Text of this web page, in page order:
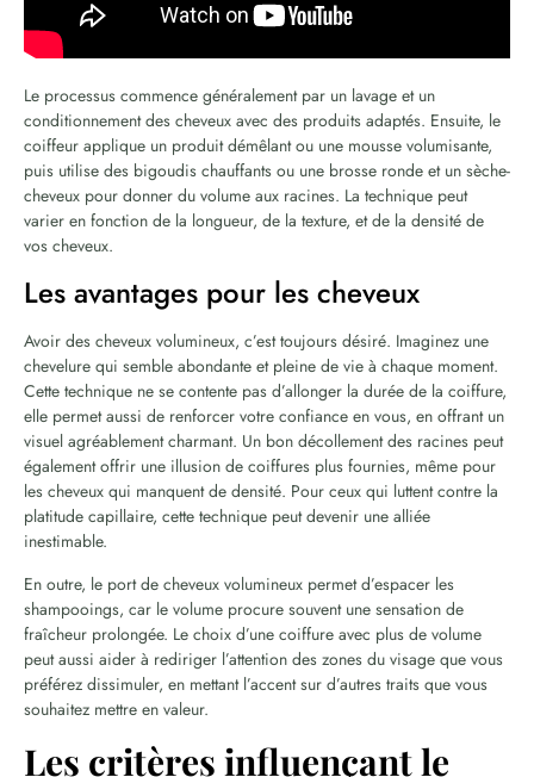
Le processus commence généralement par un lavage et un
conditionnement des cheveux avec des produits adaptés. Ensuite, le
coiffeur applique un produit démêlant ou une mousse volumisante,
puis utilise des bigoudis chauffants ou une brosse ronde et un sèche-
cheveux pour donner du volume aux racines. La technique peut
varier en fonction de la longueur, de la texture, et de la densité de
vos cheveux.
Les avantages pour les cheveux
Avoir des cheveux volumineux, c’est toujours désiré. Imaginez une
chevelure qui semble abondante et pleine de vie à chaque moment.
Cette technique ne se contente pas d’allonger la durée de la coiffure,
elle permet aussi de renforcer votre confiance en vous, en offrant un
visuel agréablement charmant. Un bon décollement des racines peut
également offrir une illusion de coiffures plus fournies, même pour
les cheveux qui manquent de densité. Pour ceux qui luttent contre la
platitude capillaire, cette technique peut devenir une alliée
inestimable.
En outre, le port de cheveux volumineux permet d’espacer les
shampooings, car le volume procure souvent une sensation de
fraîcheur prolongée. Le choix d’une coiffure avec plus de volume
peut aussi aider à rediriger l’attention des zones du visage que vous
préférez dissimuler, en mettant l’accent sur d’autres traits que vous
souhaitez mettre en valeur.
Les critères influençant le